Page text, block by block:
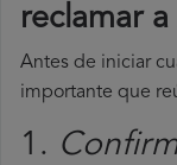
reclamar
Antes de iniciar
importante que
1.